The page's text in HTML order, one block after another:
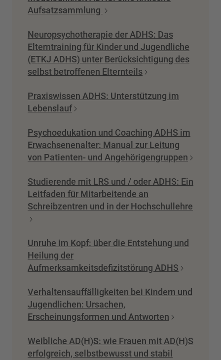
Aufsatzsammlung
Neuropsychotherapie der ADHS: Das
Elterntraining für Kinder und Jugendliche
(ETKJ ADHS) unter Berücksichtigung des
selbst betroffenen Elternteils
Praxiswissen ADHS: Unterstützung im
Lebenslauf
Psychoedukation und Coaching ADHS im
Erwachsenenalter: Manual zur Leitung
von Patienten- und Angehörigengruppen
Studierende mit LRS und / oder ADHS: Ein
Leitfaden für Mitarbeitende an
Schreibzentren und in der Hochschullehre
Unruhe im Kopf: über die Entstehung und
Heilung der
Aufmerksamkeitsdefizitstörung ADHS
Verhaltensauffälligkeiten bei Kindern und
Jugendlichen: Ursachen,
Erscheinungsformen und Antworten
Weibliche AD(H)S: wie Frauen mit AD(H)S
erfolgreich, selbstbewusst und stabil